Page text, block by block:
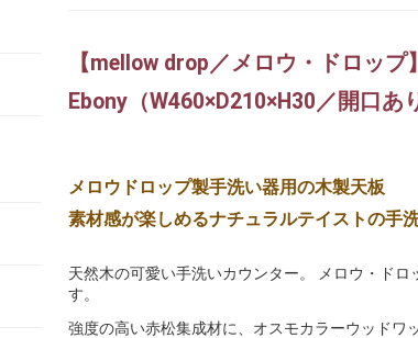
【mellow drop／メロウ・ドロッ
Ebony（W460×D210×H30／開口あ
メロウドロップ製手洗い器用の木製天板
素材感が楽しめるナチュラルテイストの手
天然木の可愛い手洗いカウンター。 メロウ・ドロ
す。
強度の高い赤松集成材に、オスモカラーウッド